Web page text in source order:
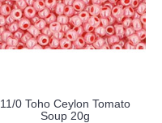
11/0 Toho Ceylon Tomato
Soup 20g